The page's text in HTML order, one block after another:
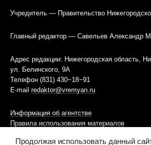
Учредитель — Правительство
Главный редактор — Савельев Александр
Адрес редакции: Нижегородская область,
ул. Белинского, 9А
Телефон (831) 430−18−91
E-mail redaktor@vremyan.ru
Информация об агентстве
Правила использования материалов
Продолжая использовать данный